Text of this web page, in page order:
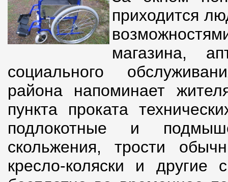
приходится
магазина,
социального
района напоминает
пункта проката
подлокотные и
скольжения, трости
кресло-коляски и другие